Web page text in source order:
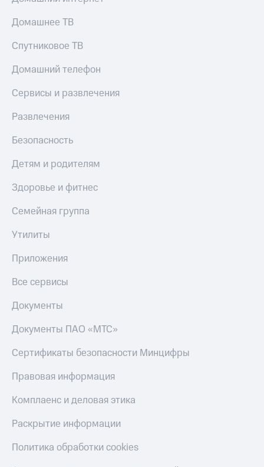
Домашнее ТВ
Спутниковое ТВ
Домашний телефон
Сервисы и развлечения
Развлечения
Безопасность
Детям и родителям
Здоровье и фитнес
Семейная группа
Утилиты
Приложения
Все сервисы
Документы
Документы ПАО «МТС»
Сертификаты безопасности Минцифры
Правовая информация
Комплаенс и деловая этика
Раскрытие информации
Политика обработки cookies